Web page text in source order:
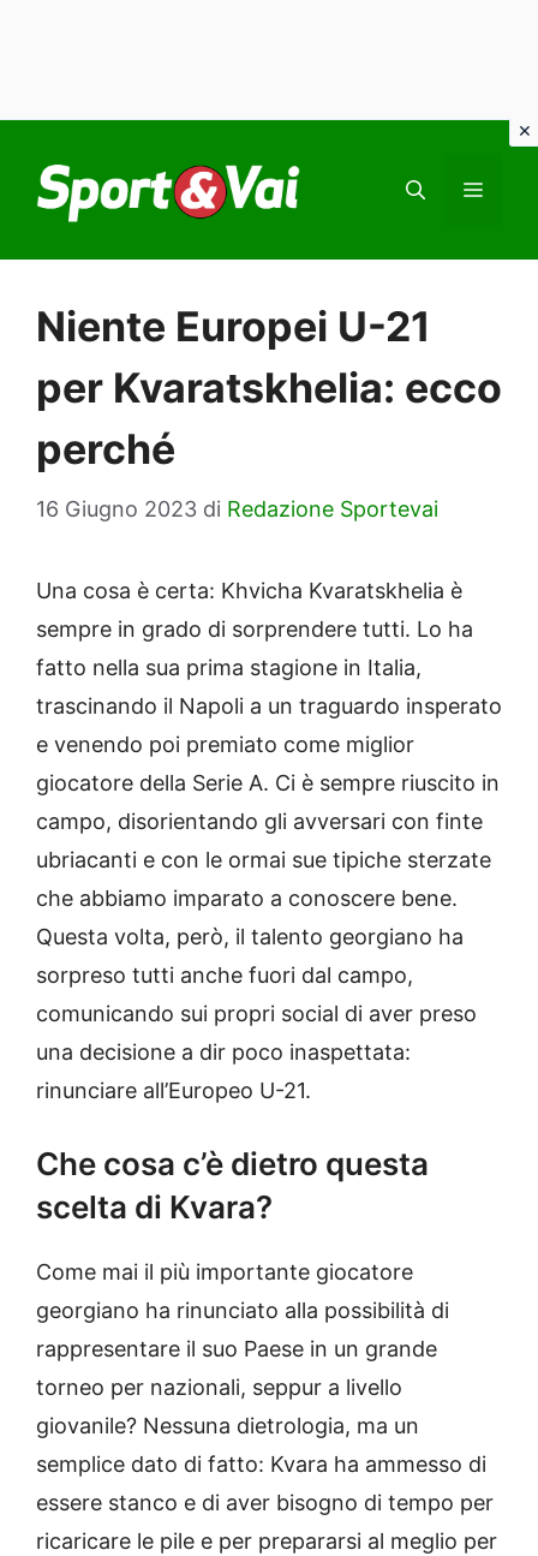
contenuto
Niente Europei U-21
per Kvaratskhelia: ecco
perché
16 Giugno 2023 di Redazione Sportevai
Una cosa è certa: Khvicha Kvaratskhelia è
sempre in grado di sorprendere tutti. Lo ha
fatto nella sua prima stagione in Italia,
trascinando il Napoli a un traguardo insperato
e venendo poi premiato come miglior
giocatore della Serie A. Ci è sempre riuscito in
campo, disorientando gli avversari con finte
ubriacanti e con le ormai sue tipiche sterzate
che abbiamo imparato a conoscere bene.
Questa volta, però, il talento georgiano ha
sorpreso tutti anche fuori dal campo,
comunicando sui propri social di aver preso
una decisione a dir poco inaspettata:
rinunciare all’Europeo U-21.
Che cosa c’è dietro questa
scelta di Kvara?
Come mai il più importante giocatore
georgiano ha rinunciato alla possibilità di
rappresentare il suo Paese in un grande
torneo per nazionali, seppur a livello
giovanile? Nessuna dietrologia, ma un
semplice dato di fatto: Kvara ha ammesso di
essere stanco e di aver bisogno di tempo per
ricaricare le pile e per prepararsi al meglio per